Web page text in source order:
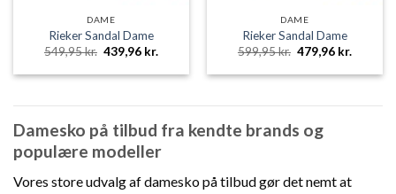
DAME
Rieker Sandal Dame
549,95kr. Den
oprindelige
pris
439,96 kr.Den
pris
DAME
Rieker Sandal Dame
599,95kr. Den
oprindelige
pris
479,96 kr.Den
pris
Damesko på tilbud fra kendte brands og
populære modeller
Vores store udvalg af damesko på tilbud gør det nemt at